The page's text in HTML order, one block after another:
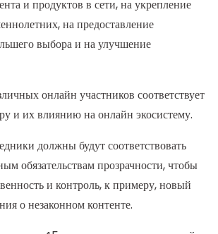
и продуктов в сети, на укрепление
на предоставление
выбора и на улучшение
онлайн участников соответствует
и их влиянию на онлайн экосистему.
должны будут соответствовать
обязательствам прозрачности, чтобы
и контроль, к примеру, новый
о незаконном контенте.